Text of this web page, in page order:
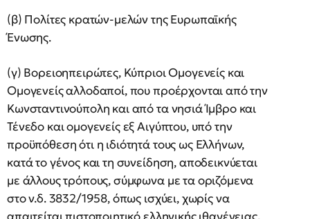
(β) Πολίτες κρατών-μελών της Ευρωπαϊκής
Ένωσης.
(γ) Βορειοηπειρώτες, Κύπριοι Ομογενείς και
Ομογενείς αλλοδαποί, που προέρχονται από την
Κωνσταντινούπολη και από τα νησιά Ίμβρο και
Τένεδο και ομογενείς εξ Αιγύπτου, υπό την
προϋπόθεση ότι η ιδιότητά τους ως Ελλήνων,
κατά το γένος και τη συνείδηση, αποδεικνύεται
με άλλους τρόπους, σύμφωνα με τα οριζόμενα
στο ν.δ. 3832/1958, όπως ισχύει, χωρίς να